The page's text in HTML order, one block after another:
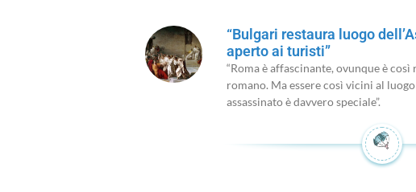
“Bulgari restaura luogo
aperto ai turisti”
“Roma è affascinante, ovunque è
romano. Ma essere così vicini al
assassinato è davvero speciale”.